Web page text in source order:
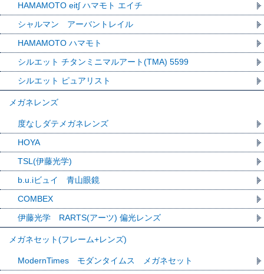
HAMAMOTO eit∫ ハマモト エイチ
シャルマン アーバントレイル
HAMAMOTO ハマモト
シルエット チタンミニマルアート(TMA) 5599
シルエット ピュアリスト
メガネレンズ
度なしダテメガネレンズ
HOYA
TSL(伊藤光学)
b.u.iビュイ 青山眼鏡
COMBEX
伊藤光学 RARTS(アーツ) 偏光レンズ
メガネセット(フレーム+レンズ)
ModernTimes モダンタイムス メガネセット